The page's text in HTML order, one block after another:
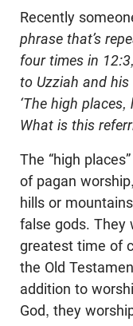
Recently
phrase that’s
four times in
to Uzziah and
‘The high places,
What is this
The “high
of pagan
hills or
false gods. They
greatest time of
the Old
addition to
God, they